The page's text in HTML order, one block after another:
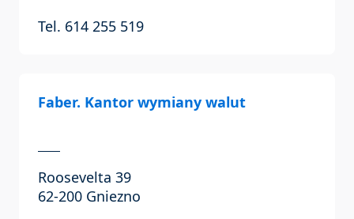
Tel. 614 255 519
Faber. Kantor wymiany walut
Roosevelta 39
62-200 Gniezno